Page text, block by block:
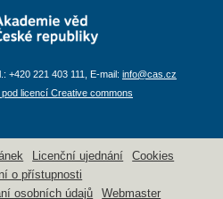
+420 221 403 111, E-mail: info@cas.cz
licencí Creative commons
Licenční ujednání
Cookies
o přístupnosti
osobních údajů
Webmaster